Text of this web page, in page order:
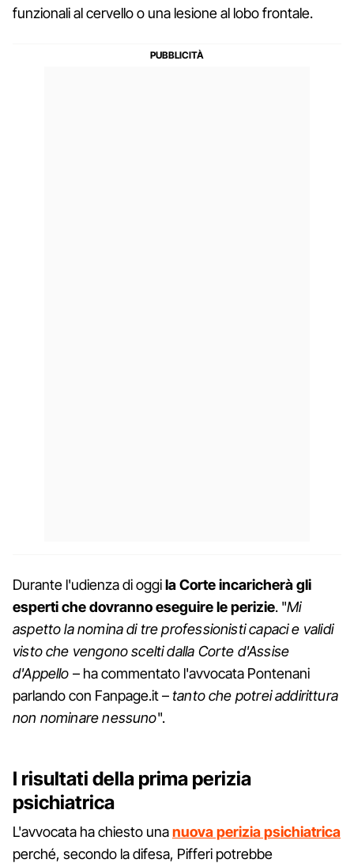
funzionali al cervello o una lesione al lobo frontale.
Durante l'udienza di oggila Corte incaricherà gli
esperti che dovranno eseguire le perizie. "Mi
aspetto la nomina di tre professionisti capaci e validi
visto che vengono scelti dalla Corte d'Assise
d'Appello – ha commentato l'avvocata Pontenani
parlando con Fanpage.it –tanto che potrei addirittura
non nominare nessuno".
I risultati della prima perizia
psichiatrica
L'avvocata ha chiesto unanuova perizia psichiatrica
perché, secondo la difesa, Pifferi potrebbe